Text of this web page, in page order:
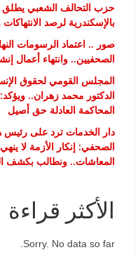
حزب التحالف الشعبي
بالإسكندرية لرصد
صور .. اعتماد الرسومات
الصحفيين.. وانتهاء أعمال
المجلس القومي لحقوق
الدكتور محمد زهران..
المحاكمة العادلة حق أصيل
دار الخدمات ترد على رئيس
الصحفي: إنكار الأزمة لا
المعاشات.. ونطالب بكشف
الأكثر قراءة
Sorry. No data so far.